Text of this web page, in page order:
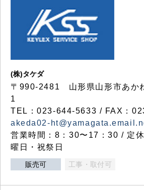
(株)タケダ
〒990-2481 山形県山形市あか
1
TEL：023-644-5633 / FAX：
akeda02-
営業時間：8：30〜17：30 / 定
曜日・祝祭日
販売可 工事・取付可